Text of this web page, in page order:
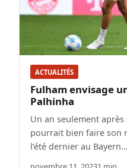
ACTUALITÉS
Fulham envisage
Palhinha
Un an seulement
pourrait bien faire son
l’été dernier au Bayern…